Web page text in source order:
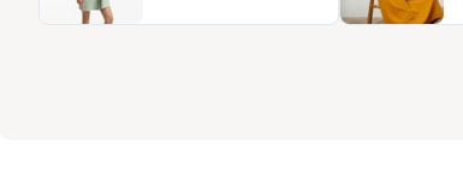
sneakers of hakken: het kan allemaal. Combineer